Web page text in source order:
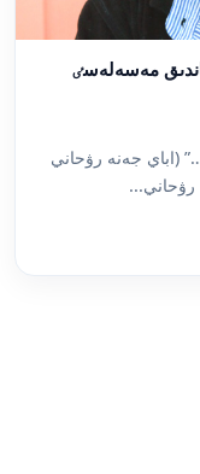
مەسەلەسٸ
(اباي جەنە رۋحاني
رۋحاني...